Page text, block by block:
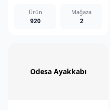
Ürün
920
Mağaza
2
Odesa Ayakkabı